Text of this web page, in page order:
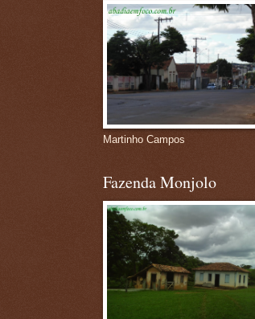
Martinho Campos
Fazenda Monjolo